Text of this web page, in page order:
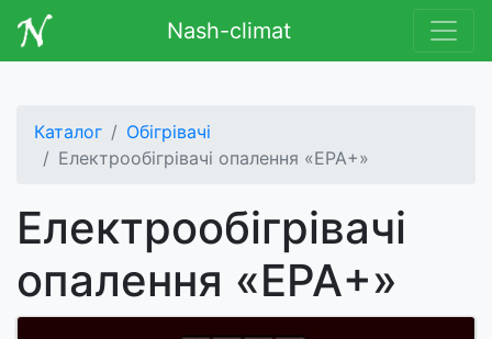
Nash-climat
Каталог
Обігрівачі
Електрообігрівачі опалення «ЕРА+»
Електрообігрівачі
опалення «ЕРА+»